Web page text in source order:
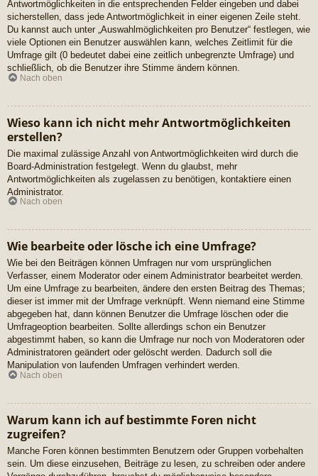
Antwortmöglichkeiten in die entsprechenden Felder eingeben und dabei
sicherstellen, dass jede Antwortmöglichkeit in einer eigenen Zeile steht.
Du kannst auch unter „Auswahlmöglichkeiten pro Benutzer“ festlegen, wie
viele Optionen ein Benutzer auswählen kann, welches Zeitlimit für die
Umfrage gilt (0 bedeutet dabei eine zeitlich unbegrenzte Umfrage) und
schließlich, ob die Benutzer ihre Stimme ändern können.
Nach oben
Wieso kann ich nicht mehr Antwortmöglichkeiten
erstellen?
Die maximal zulässige Anzahl von Antwortmöglichkeiten wird durch die
Board-Administration festgelegt. Wenn du glaubst, mehr
Antwortmöglichkeiten als zugelassen zu benötigen, kontaktiere einen
Administrator.
Nach oben
Wie bearbeite oder lösche ich eine Umfrage?
Wie bei den Beiträgen können Umfragen nur vom ursprünglichen
Verfasser, einem Moderator oder einem Administrator bearbeitet werden.
Um eine Umfrage zu bearbeiten, ändere den ersten Beitrag des Themas;
dieser ist immer mit der Umfrage verknüpft. Wenn niemand eine Stimme
abgegeben hat, dann können Benutzer die Umfrage löschen oder die
Umfrageoption bearbeiten. Sollte allerdings schon ein Benutzer
abgestimmt haben, so kann die Umfrage nur noch von Moderatoren oder
Administratoren geändert oder gelöscht werden. Dadurch soll die
Manipulation von laufenden Umfragen verhindert werden.
Nach oben
Warum kann ich auf bestimmte Foren nicht
zugreifen?
Manche Foren können bestimmten Benutzern oder Gruppen vorbehalten
sein. Um diese einzusehen, Beiträge zu lesen, zu schreiben oder andere